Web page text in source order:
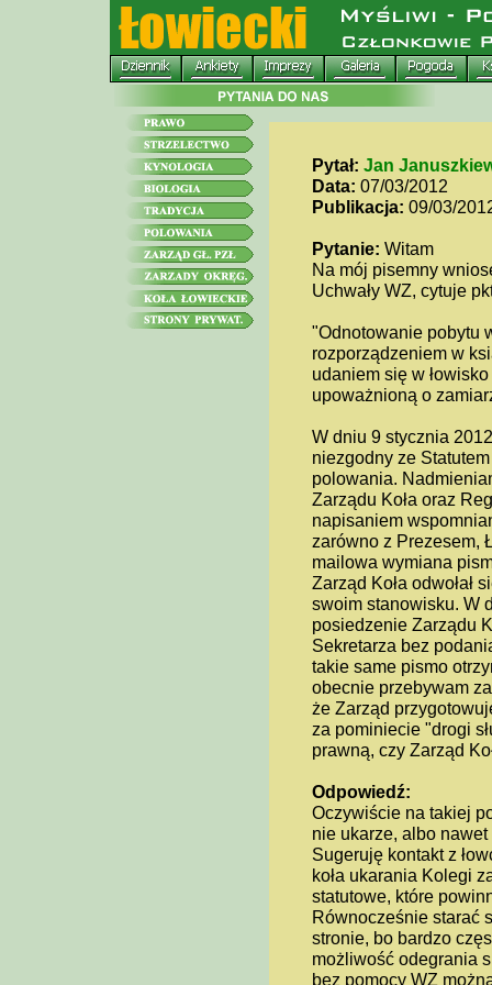
Pytał: Jan
Data: 07/03/2012
Publikacja: 09/03/
Pytanie: Witam
Na mój pisemny
Uchwały WZ, cytuje
"Odnotowanie pobytu
rozporządzeniem w
udaniem się w
upoważnioną o
W dniu 9 stycznia
niezgodny ze
polowania.
Zarządu Koła oraz
napisaniem
zarówno z Prezesem,
mailowa wymiana
Zarząd Koła
swoim stanowisku. W
posiedzenie Zarządu
Sekretarza bez
takie same pismo
obecnie przebywam
że Zarząd
za pominiecie "drogi
prawną, czy Zarząd
Odpowiedź:
Oczywiście na takiej
nie ukarze, albo
Sugeruję kontakt z
koła ukarania Kolegi
statutowe, które
Równocześnie starać
stronie, bo bardzo
możliwość odegrania
bez pomocy WZ